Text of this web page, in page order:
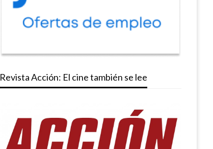
Revista Acción: El cine también se lee